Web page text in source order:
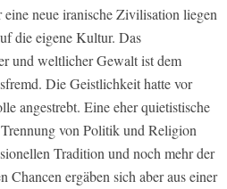
neue iranische Zivilisation liegen
die eigene Kultur. Das
und weltlicher Gewalt ist dem
Die Geistlichkeit hatte vor
angestrebt. Eine eher quietistische
von Politik und Religion
Tradition und noch mehr der
Chancen ergäben sich aber aus einer